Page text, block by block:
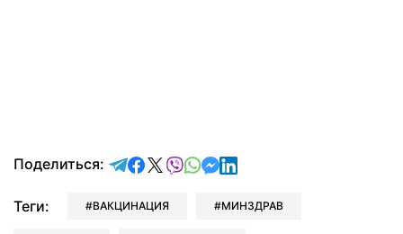
Поделиться: отправить в Telegram
поделиться в Facebook
поделиться в X
отправить в Viber
отправить в Whatsapp
отправить в Messenger
отправить в LinkedIn
Теги: ВАКЦИНАЦИЯ МИНЗДРАВ